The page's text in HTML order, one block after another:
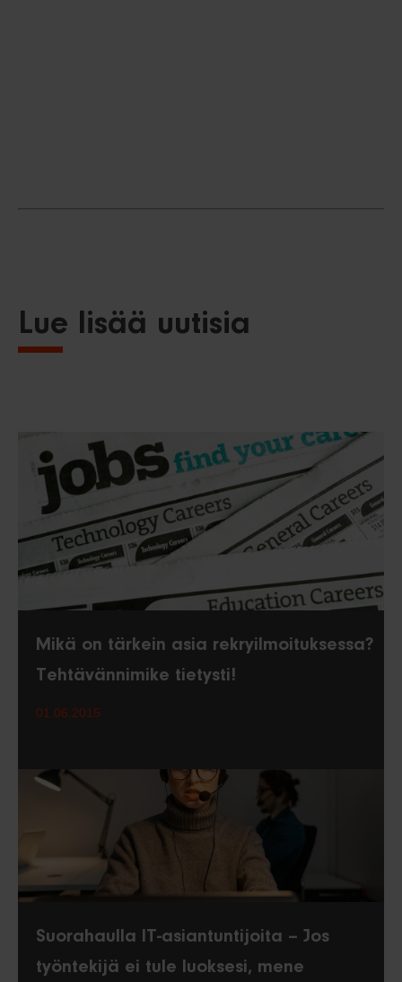
Lue lisää uutisia
Mikä on tärkein asia rekryilmoituksessa?
Tehtävännimike tietysti!
01.06.2015
Suorahaulla IT-asiantuntijoita – Jos
työntekijä ei tule luoksesi, mene